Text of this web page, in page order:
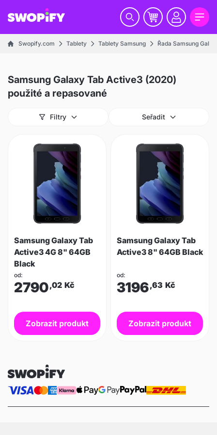
Swopify.com Tablety Tablety Samsung Řada Samsung
Samsung Galaxy Tab Active3 (2020)
použité a repasované
Filtry Seřadit
Samsung Galaxy Tab
Active3 4G 8" 64GB
Black
od:
2790,02 Kč
Zobrazit produkt
Samsung Galaxy Tab
Active3 8" 64GB Black
od:
3196,63 Kč
Zobrazit produkt